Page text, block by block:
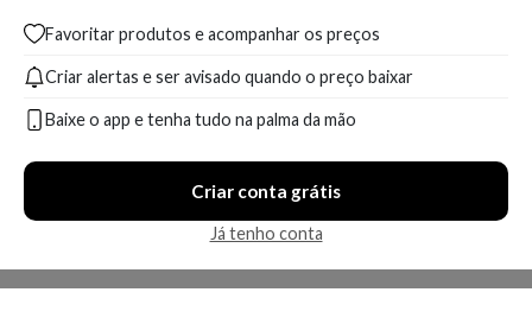
Favoritar produtos e acompanhar os preços
Criar alertas e ser avisado quando o preço baixar
Baixe o app e tenha tudo na palma da mão
Criar conta grátis
Já tenho conta